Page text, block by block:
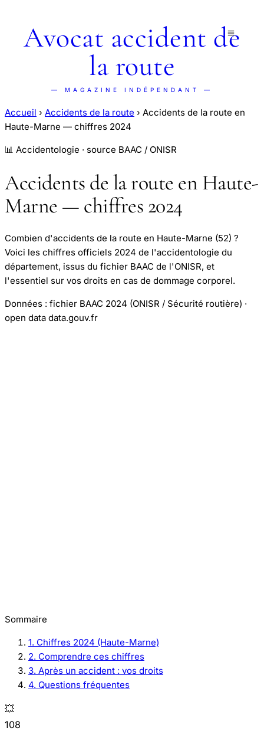
Avocat accident de
la route
— MAGAZINE INDÉPENDANT —
Accueil › Accidents de la route › Accidents de la route en
Haute-Marne — chiffres 2024
📊 Accidentologie · source BAAC / ONISR
Accidents de la route en Haute-
Marne — chiffres 2024
Combien d'accidents de la route en Haute-Marne (52) ?
Voici les chiffres officiels 2024 de l'accidentologie du
département, issus du fichier BAAC de l'ONISR, et
l'essentiel sur vos droits en cas de dommage corporel.
Données : fichier BAAC 2024 (ONISR / Sécurité routière) ·
open data data.gouv.fr
Sommaire
1. Chiffres 2024 (Haute-Marne)
2. Comprendre ces chiffres
3. Après un accident : vos droits
4. Questions fréquentes
💥
108